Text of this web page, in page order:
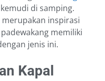
di samping.
merupakan inspirasi
memiliki
jenis ini.
Kapal